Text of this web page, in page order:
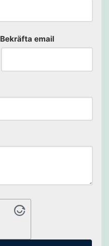
Bekräfta email